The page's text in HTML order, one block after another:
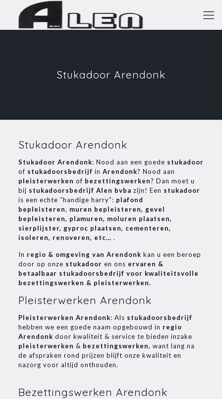
Stukadoor Arendonk
Stukadoor Arendonk
Stukadoor Arendonk: Nood aan een goede stukadoor
of stukadoorsbedrijf in Arendonk? Nood aan
pleisterwerken of bezettingswerken? Dan moet u
bij stukadoorsbedrijf Alen bvba zijn! Een stukadoor
is een echte “handige harry”: plafond
bepleisteren, muren bepleisteren, gevel
bepleisteren, plamuren, moluren plaatsen,
sierplijster, gyproc plaatsen, cementeren,
isoleren, renoveren, etc… .
In regio & omgeving van Arendonk kan u een beroep
door op onze stukadoor en ons ervaren &
betaalbaar stukadoorsbedrijf voor kwaliteitsvolle
bezettingswerken & pleisterwerken.
Pleisterwerken Arendonk
Pleisterwerken Arendonk: Als stukadoorsbedrijf
hebben we een goede naam opgebouwd in regio
Arendonk door kwaliteit & service te bieden inzake
pleisterwerken & bezettingswerken, want lang na
de afspraken rond prijzen blijft onze kwaliteit en
nazorg voor altijd onthouden.
Bezettingswerken Arendonk